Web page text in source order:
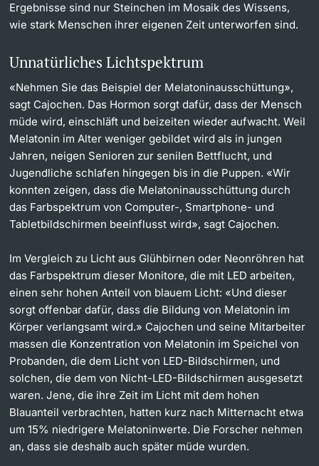
Ergebnisse sind nur Steinchen im Mosaik des Wissens,
wie stark Menschen ihrer eigenen Zeit unterworfen sind.
Unnatürliches Lichtspektrum
«Nehmen Sie das Beispiel der Melatoninausschüttung»,
sagt Cajochen. Das Hormon sorgt dafür, dass der Mensch
müde wird, einschläft und beizeiten wieder aufwacht. Weil
Melatonin im Alter weniger gebildet wird als in jungen
Jahren, neigen Senioren zur senilen Bettflucht, und
Jugendliche schlafen hingegen bis in die Puppen. «Wir
konnten zeigen, dass die Melatoninausschüttung durch
das Farbspektrum von Computer-, Smartphone- und
Tabletbildschirmen beeinflusst wird», sagt Cajochen.
Im Vergleich zu Licht aus Glühbirnen oder Neonröhren hat
das Farbspektrum dieser Monitore, die mit LED arbeiten,
einen sehr hohen Anteil von blauem Licht: «Und dieser
sorgt offenbar dafür, dass die Bildung von Melatonin im
Körper verlangsamt wird.» Cajochen und seine Mitarbeiter
massen die Konzentration von Melatonin im Speichel von
Probanden, die dem Licht von LED-Bildschirmen, und
solchen, die dem von Nicht-LED-Bildschirmen ausgesetzt
waren. Jene, die ihre Zeit im Licht mit dem hohen
Blauanteil verbrachten, hatten kurz nach Mitternacht etwa
um 15% niedrigere Melatoninwerte. Die Forscher nehmen
an, dass sie deshalb auch später müde wurden.